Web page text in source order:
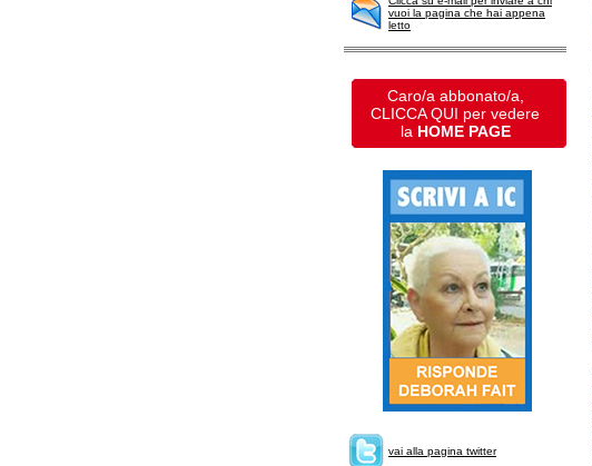
vuoi la pagina che hai appena
letto
Caro/a abbonato/a,
CLICCA QUI per vedere
la HOME PAGE
vai alla pagina twitter